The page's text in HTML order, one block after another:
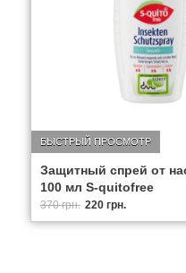
Защитный спрей от
100 мл S-quitofree
БЫСТРЫЙ ПРОСМОТР
370 грн. 220 грн.